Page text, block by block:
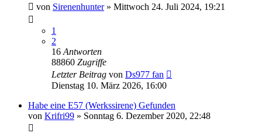
von Sirenenhunter» Mittwoch 24. Juli 2024, 19:21
1
2
16 Antworten
88860 Zugriffe
Letzter Beitrag von Ds977 fan
Dienstag 10. März 2026, 16:00
Habe eine E57 (Werkssirene) Gefunden
von Krifri99 » Sonntag 6. Dezember 2020, 22:48